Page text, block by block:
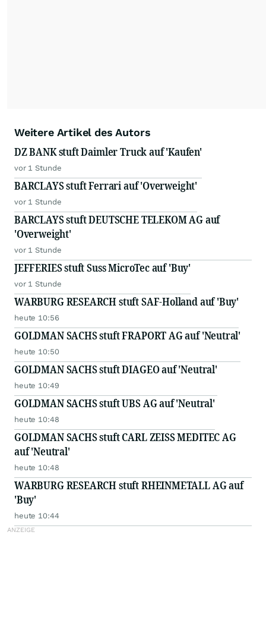
Weitere Artikel des Autors
DZ BANK stuft Daimler Truck auf 'Kaufen'
vor 1 Stunde
BARCLAYS stuft Ferrari auf 'Overweight'
vor 1 Stunde
BARCLAYS stuft DEUTSCHE TELEKOM AG auf
'Overweight'
vor 1 Stunde
JEFFERIES stuft Suss MicroTec auf 'Buy'
vor 1 Stunde
WARBURG RESEARCH stuft SAF-Holland auf 'Buy'
heute 10:56
GOLDMAN SACHS stuft FRAPORT AG auf 'Neutral'
heute 10:50
GOLDMAN SACHS stuft DIAGEO auf 'Neutral'
heute 10:49
GOLDMAN SACHS stuft UBS AG auf 'Neutral'
heute 10:48
GOLDMAN SACHS stuft CARL ZEISS MEDITEC AG
auf 'Neutral'
heute 10:48
WARBURG RESEARCH stuft RHEINMETALL AG auf
'Buy'
heute 10:44